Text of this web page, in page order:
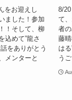
をお迎えし
ました！参加
！そして、柳
込めて”龍さ
をありがとう
メンターと
8/
て
者
藤
は
う